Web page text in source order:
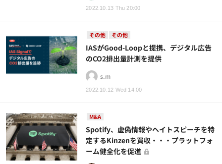
2022.10.13 Thu 20:00
その他 その他
2022.10.12 Wed 14:00
IASがGood-Loopと提携、デジタル広告
のCO2排出量計測を提供
s.m
M&A
Spotify、虚偽情報やヘイトスピーチを特
定するKinzenを買収・・・プラットフォ
ーム健全化を促進